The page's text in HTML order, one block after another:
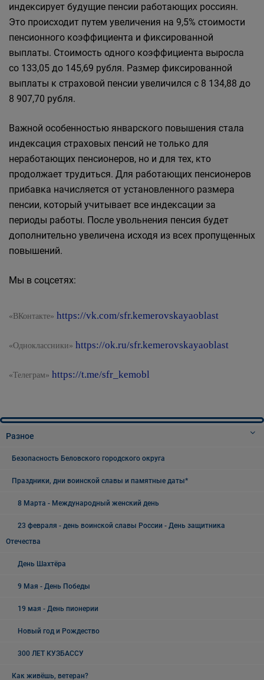
индексирует будущие пенсии работающих россиян.
Это происходит путем увеличения на 9,5% стоимости
пенсионного коэффициента и фиксированной
выплаты. Стоимость одного коэффициента выросла
со 133,05 до 145,69 рубля. Размер фиксированной
выплаты к страховой пенсии увеличился с 8 134,88 до
8 907,70 рубля.
Важной особенностью январского повышения стала
индексация страховых пенсий не только для
неработающих пенсионеров, но и для тех, кто
продолжает трудиться. Для работающих пенсионеров
прибавка начисляется от установленного размера
пенсии, который учитывает все индексации за
периоды работы. После увольнения пенсия будет
дополнительно увеличена исходя из всех пропущенных
повышений.
Мы в соцсетях:
«ВКонтакте» https://vk.com/sfr.kemerovskayaoblast
«Одноклассники» https://ok.ru/sfr.kemerovskayaoblast
«Телеграм» https://t.me/sfr_kemobl
Разное
Безопасность Беловского городского округа
Праздники, дни воинской славы и памятные даты*
8 Марта - Международный женский день
23 февраля - день воинской славы России - День защитника
Отечества
День Шахтёра
9 Мая - День Победы
19 мая - День пионерии
Новый год и Рождество
300 ЛЕТ КУЗБАССУ
Как живёшь, ветеран?